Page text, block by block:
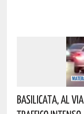
Basilicata, Al